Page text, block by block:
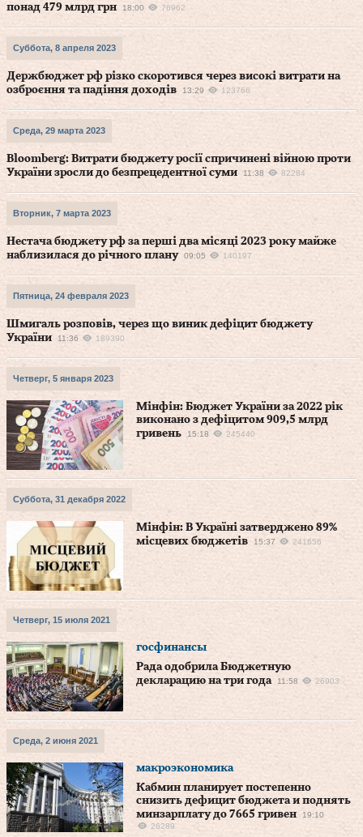
понад 479 млрд грн
18:00 76962
Суббота, 8 апреля 2023
Держбюджет рф різко скоротився через високі витрати на
озброєння та падіння доходів
13:29 123766
Среда, 29 марта 2023
Bloomberg: Витрати бюджету росії спричинені війною проти
України зросли до безпрецедентної суми
11:38 82284
Вторник, 7 марта 2023
Нестача бюджету рф за перші два місяці 2023 року майже
наблизилася до річного плану
09:05 140197
Пятница, 24 февраля 2023
Шмигаль розповів, через що виник дефіцит бюджету
України
11:36 189390
Четверг, 5 января 2023
Мінфін: Бюджет України за 2022 рік
виконано з дефіцитом 909,5 млрд
гривень
15:18 245440
Суббота, 31 декабря 2022
Мінфін: В Україні затверджено 89%
місцевих бюджетів
15:37 241656
Четверг, 15 июля 2021
госфинансы
Рада одобрила Бюджетную
декларацию на три года
11:58 26903
Среда, 2 июня 2021
макроэкономика
Кабмин планирует постепенно
снизить дефицит бюджета и поднять
минзарплату до 7665 гривен
19:10
26289